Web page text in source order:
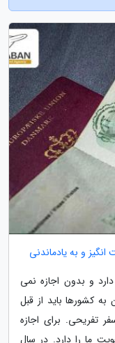
و به یادماندنی
و بدون اجازه نمی
کشورها باید از قبل
تفریحی. برای اجازه
ما را دارد. در سال